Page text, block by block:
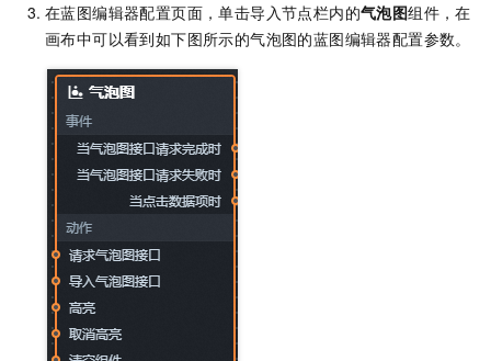
在蓝图编辑器配置页面，单击导入节点栏内的气泡图组件，在
画布中可以看到如下图所示的气泡图的蓝图编辑器配置参数。